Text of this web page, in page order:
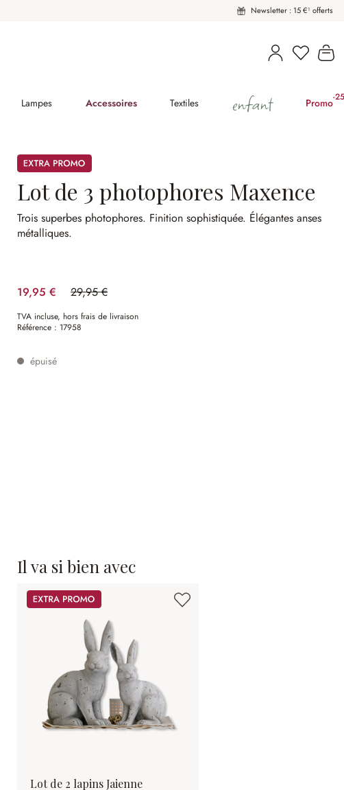
Newsletter : 15 €¹ offerts
Vous
Lampes Accessoires Textiles enfant Promo-
Promos
Lot de 3 photophores Maxence
Trois superbes photophores. Finition sophistiquée. Élégantes anses
métalliques.
19,95 € 29,95 €
(33.39%spared)
TVA incluse, hors frais de livraison
Référence : 17958
épuisé
Il va si bien avec
Promos
Lot de 2 lapins Jaienne